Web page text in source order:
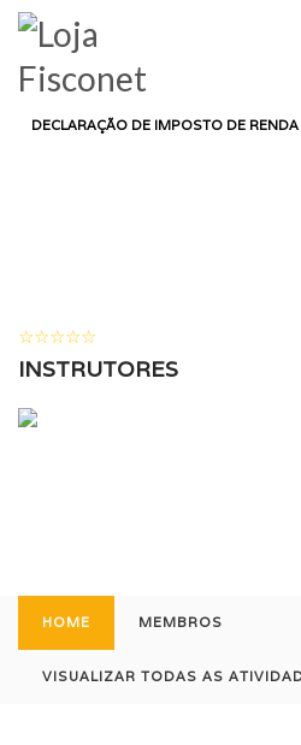
DECLARAÇÃO DE IMPOSTO DE
INSTRUTORES
HOME MEMBROS
VISUALIZAR TODAS AS